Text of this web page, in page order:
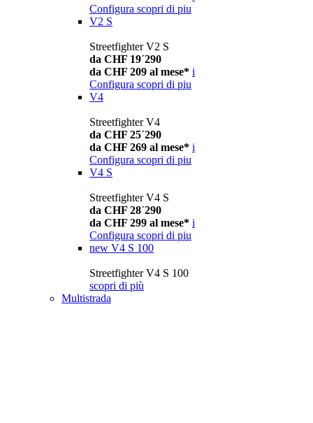
Configura scopri di piu
V2 S
Streetfighter V2 S
da CHF 19´290
da CHF 209 al mese* i
Configura scopri di piu
V4
Streetfighter V4
da CHF 25´290
da CHF 269 al mese* i
Configura scopri di piu
V4 S
Streetfighter V4 S
da CHF 28´290
da CHF 299 al mese* i
Configura scopri di piu
new V4 S 100
Streetfighter V4 S 100
scopri di più
Multistrada